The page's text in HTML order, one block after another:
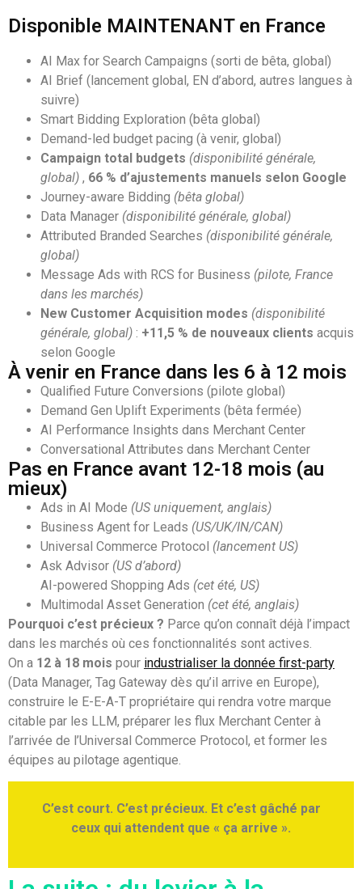
Disponible MAINTENANT en France
AI Max for Search Campaigns (sorti de bêta, global)
AI Brief (lancement global, EN d’abord, autres langues à
suivre)
Smart Bidding Exploration (bêta global)
Demand-led budget pacing (à venir, global)
Campaign total budgets (disponibilité générale,
global) , 66 % d’ajustements manuels selon Google
Journey-aware Bidding (bêta global)
Data Manager (disponibilité générale, global)
Attributed Branded Searches (disponibilité générale,
global)
Message Ads with RCS for Business (pilote, France
dans les marchés)
New Customer Acquisition modes (disponibilité
générale, global) : +11,5 % de nouveaux clients acquis
selon Google
À venir en France dans les 6 à 12 mois
Qualified Future Conversions (pilote global)
Demand Gen Uplift Experiments (bêta fermée)
AI Performance Insights dans Merchant Center
Conversational Attributes dans Merchant Center
Pas en France avant 12-18 mois (au
mieux)
Ads in AI Mode (US uniquement, anglais)
Business Agent for Leads (US/UK/IN/CAN)
Universal Commerce Protocol (lancement US)
Ask Advisor (US d’abord)
AI-powered Shopping Ads (cet été, US)
Multimodal Asset Generation (cet été, anglais)
Pourquoi c’est précieux ? Parce qu’on connaît déjà l’impact
dans les marchés où ces fonctionnalités sont actives.
On a 12 à 18 mois pour industrialiser la donnée first-party
(Data Manager, Tag Gateway dès qu’il arrive en Europe),
construire le E-E-A-T propriétaire qui rendra votre marque
citable par les LLM, préparer les flux Merchant Center à
l’arrivée de l’Universal Commerce Protocol, et former les
équipes au pilotage agentique.
C’est court. C’est précieux. Et c’est gâché par
ceux qui attendent que « ça arrive ».